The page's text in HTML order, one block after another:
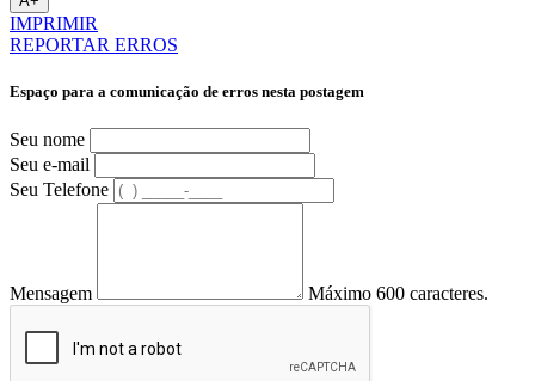
IMPRIMIR
REPORTAR ERROS
Espaço para a comunicação de erros nesta postagem
Seu nome
Seu e-mail
Seu Telefone
Mensagem Máximo 600 caracteres.